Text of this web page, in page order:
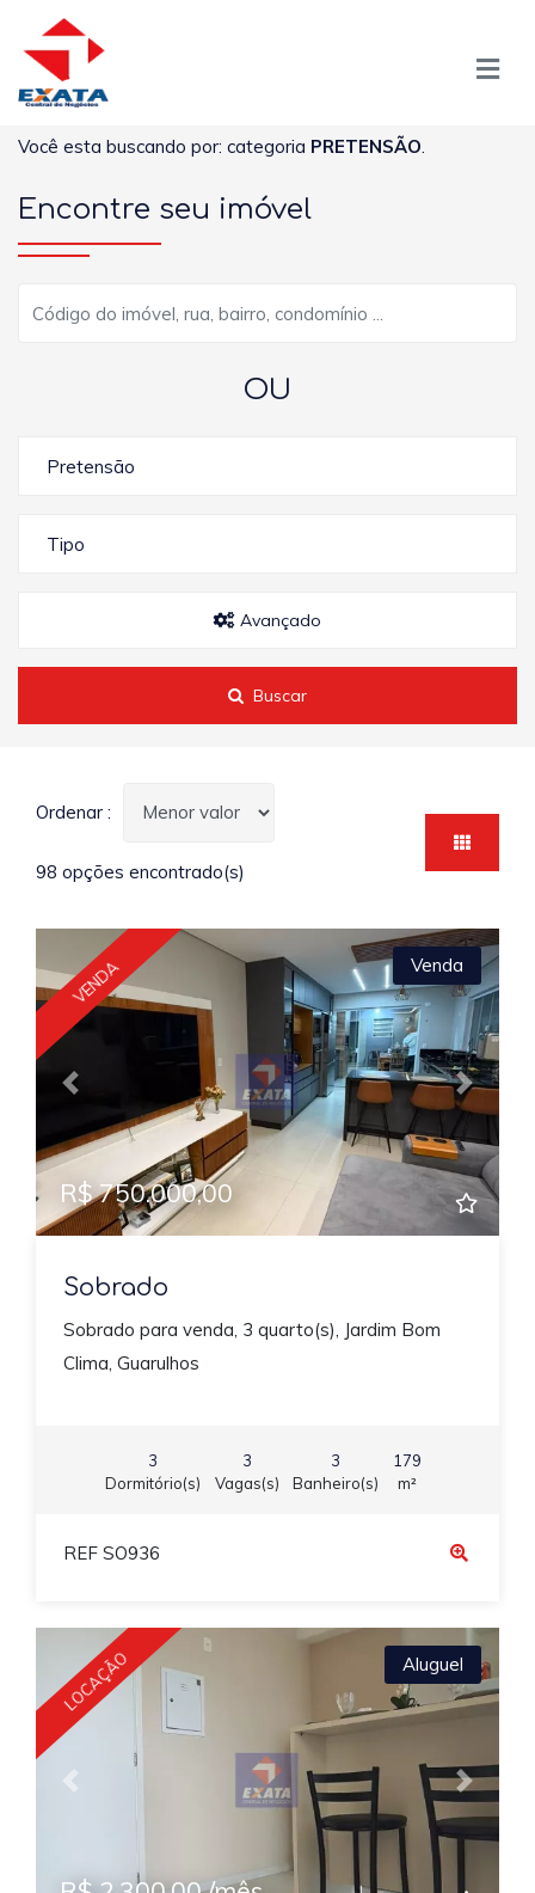
Você esta buscando por: categoria PRETENSÃO
Encontre seu imóvel
OU
Pretensão
Tipo
Avançado
Buscar
Ordenar :
98 opções encontrado(s)
Previous Next
VENDA Venda
R$ 750.000,00
Sobrado
Sobrado para venda, 3 quarto(s), Jardim Bom
Clima, Guarulhos
3
Dormitório(s)
3
Vagas(s)
3
Banheiro(s)
179
m²
REF SO936
Next
LOCAÇÃO Aluguel